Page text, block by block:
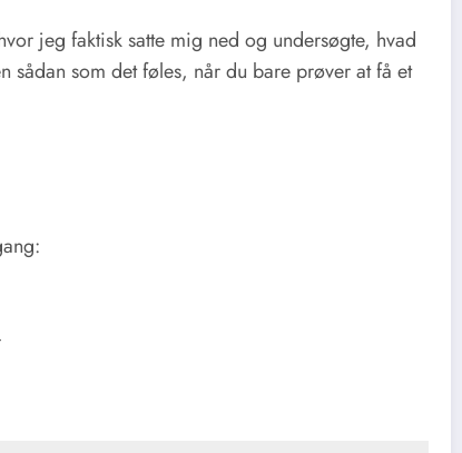
jeg faktisk satte mig ned og undersøgte, hvad
sådan som det føles, når du bare prøver at få et